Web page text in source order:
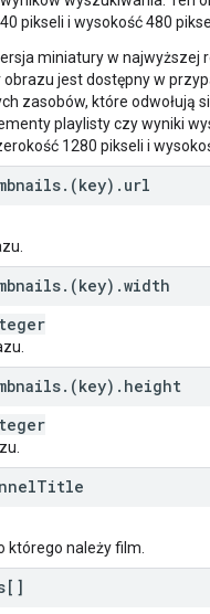
": boolean
,
":
": boolean
,
":
":
":
": string
,
": string
,
:
" : string
,
":
" :
[
" : [
pikseli i wysokość 480
miniatury w najwyższej
jest dostępny w
zasobów, które odwołują
playlisty czy wyniki
1280 pikseli i
. (key) . url
. (key) .width
. (key) . height
Title
którego należy film.